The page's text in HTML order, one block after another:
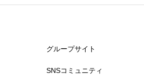
グループサイト
SNSコミュニティ